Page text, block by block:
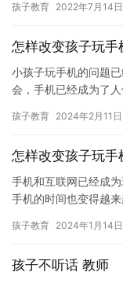
孩子教育 2022年7月14日
怎样改变孩子玩
小孩子玩手机的问题
会，手机已经成为了
此，我们…
孩子教育 2024年2月11日
怎样改变孩子玩手
手机和互联网已经成
手机的时间也变得越
的行…
孩子教育 2024年1月14日
孩子不听话 教师